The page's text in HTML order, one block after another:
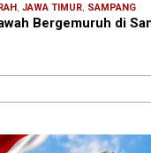
, JAWA TIMUR, SAMPANG
Bergemuruh di